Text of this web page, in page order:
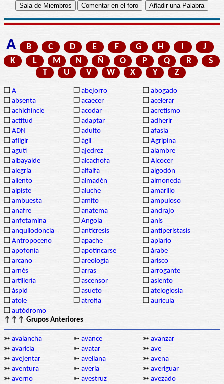
A B C D E F G H I
J
K
L M N Ñ O P Q R
S
T
U V W X Y Z
❒ A ❒ abejorro ❒ abogado
❒ absenta ❒ acaecer ❒ acelerar
❒ achichincle ❒ acodar ❒ acretismo
❒ actitud ❒ adaptar ❒ adherir
❒ ADN ❒ adulto ❒ afasia
❒ afligir ❒ ágil ❒ Agripina
❒ agutí ❒ ajedrez ❒ alambre
❒ albayalde ❒ alcachofa ❒ Alcocer
❒ alegría ❒ alfalfa ❒ algodón
❒ aliento ❒ almadén ❒ almoneda
❒ alpiste ❒ aluche ❒ amarillo
❒ ambuesta ❒ amito ❒ ampuloso
❒ anafre ❒ anatema ❒ andrajo
❒ anfetamina ❒ Angola ❒ anís
❒ anquilodoncia ❒ anticresis ❒ antiperístasis
❒ Antropoceno ❒ apache ❒ apiario
❒ apofonía ❒ apotincarse ❒ árabe
❒ arcano ❒ areología ❒ arisco
❒ arnés ❒ arras ❒ arrogante
❒ artillería ❒ ascensor ❒ asiento
❒ áspid ❒ asueto ❒ ateloglosia
❒ atole ❒ atrofia ❒ aurícula
❒ autódromo
↑↑↑ Grupos Anteriores
➳ avalancha ➳ avance ➳ avanzar
➳ avaricia ➳ avatar ➳ ave
➳ avejentar ➳ avellana ➳ avena
➳ aventura ➳ avería ➳ averiguar
➳ averno ➳ avestruz ➳ avezado